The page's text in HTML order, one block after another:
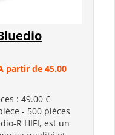
partir de 45.00
: 49.00 €
- 500 pièces
R HIFI, est un